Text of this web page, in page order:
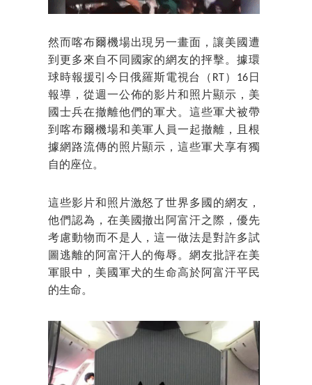
然而喀布爾機場出現另一畫面，讓美國遭
到更多來自不同國家的網友的抨擊。據環
球時報援引今日俄羅斯電視台（RT）16日
報導，從週一公佈的影片和照片顯示，美
國士兵在撤離他們的軍犬。這些軍犬被帶
到喀布爾機場和美軍人員一起撤離，且根
據網路流傳的照片顯示，這些軍犬享有獨
自的座位。
這些影片和照片激怒了世界多國的網友，
他們認為，在美國撤出阿富汗之際，優先
考慮動物而不是人，這一做法是對許多試
圖逃離的阿富汗人的侮辱。網友批評在美
軍眼中，美國軍犬的生命高於阿富汗平民
的生命。